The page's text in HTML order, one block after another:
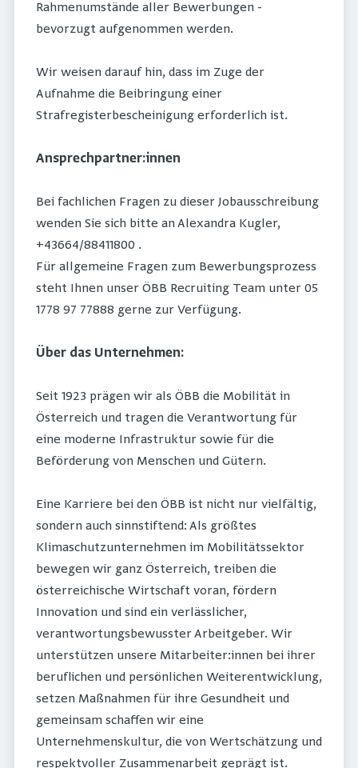
Rahmenumstände aller Bewerbungen -
bevorzugt aufgenommen werden.
Wir weisen darauf hin, dass im Zuge der
Aufnahme die Beibringung einer
Strafregisterbescheinigung erforderlich ist.
Ansprechpartner:innen
Bei fachlichen Fragen zu dieser Jobausschreibung
wenden Sie sich bitte an Alexandra Kugler,
+43664/88411800 .
Für allgemeine Fragen zum Bewerbungsprozess
steht Ihnen unser ÖBB Recruiting Team unter 05
1778 97 77888 gerne zur Verfügung.
Über das Unternehmen:
Seit 1923 prägen wir als ÖBB die Mobilität in
Österreich und tragen die Verantwortung für
eine moderne Infrastruktur sowie für die
Beförderung von Menschen und Gütern.
Eine Karriere bei den ÖBB ist nicht nur vielfältig,
sondern auch sinnstiftend: Als größtes
Klimaschutzunternehmen im Mobilitätssektor
bewegen wir ganz Österreich, treiben die
österreichische Wirtschaft voran, fördern
Innovation und sind ein verlässlicher,
verantwortungsbewusster Arbeitgeber. Wir
unterstützen unsere Mitarbeiter:innen bei ihrer
beruflichen und persönlichen Weiterentwicklung,
setzen Maßnahmen für ihre Gesundheit und
gemeinsam schaffen wir eine
Unternehmenskultur, die von Wertschätzung und
respektvoller Zusammenarbeit geprägt ist.